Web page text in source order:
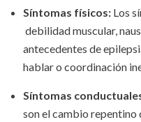
Síntomas físicos: Los
debilidad muscular,
antecedentes de
hablar o coordinación
Síntomas
son el cambio repentino